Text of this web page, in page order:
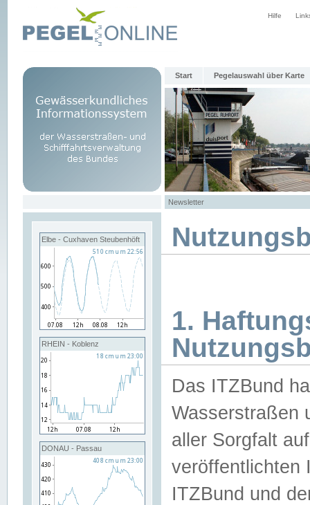
Hilfe
Start Pegelauswahl über Karte
Newsletter
Elbe - Cuxhaven Steubenhöft
RHEIN - Koblenz
DONAU - Passau
1.
Das ITZBund
Wasserstraßen
aller Sorgfalt
veröffentlichten
ITZBund und